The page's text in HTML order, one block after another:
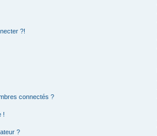
?!
connectés ?
!
?